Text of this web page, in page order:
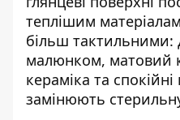
теплішим
більш
малюнком, матовий
кераміка та спокійні
замінюють